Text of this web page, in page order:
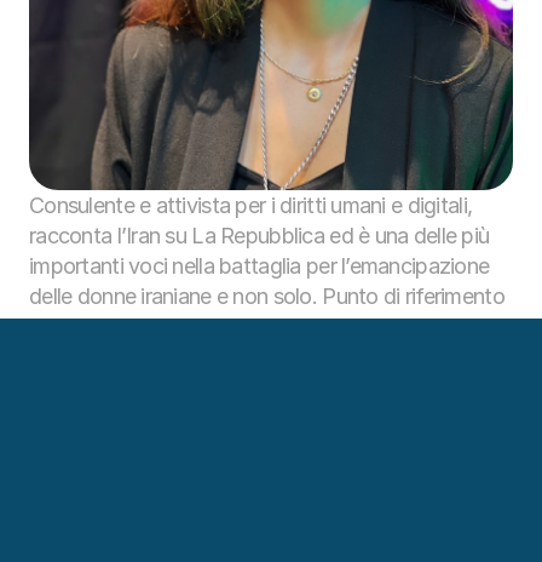
Consulente e attivista per i diritti umani e digitali,
racconta l’Iran su La Repubblica ed è una delle più
importanti voci nella battaglia per l’emancipazione
delle donne iraniane e non solo. Punto di riferimento
a livello istituzionale e mediatico sul tema dei diritti